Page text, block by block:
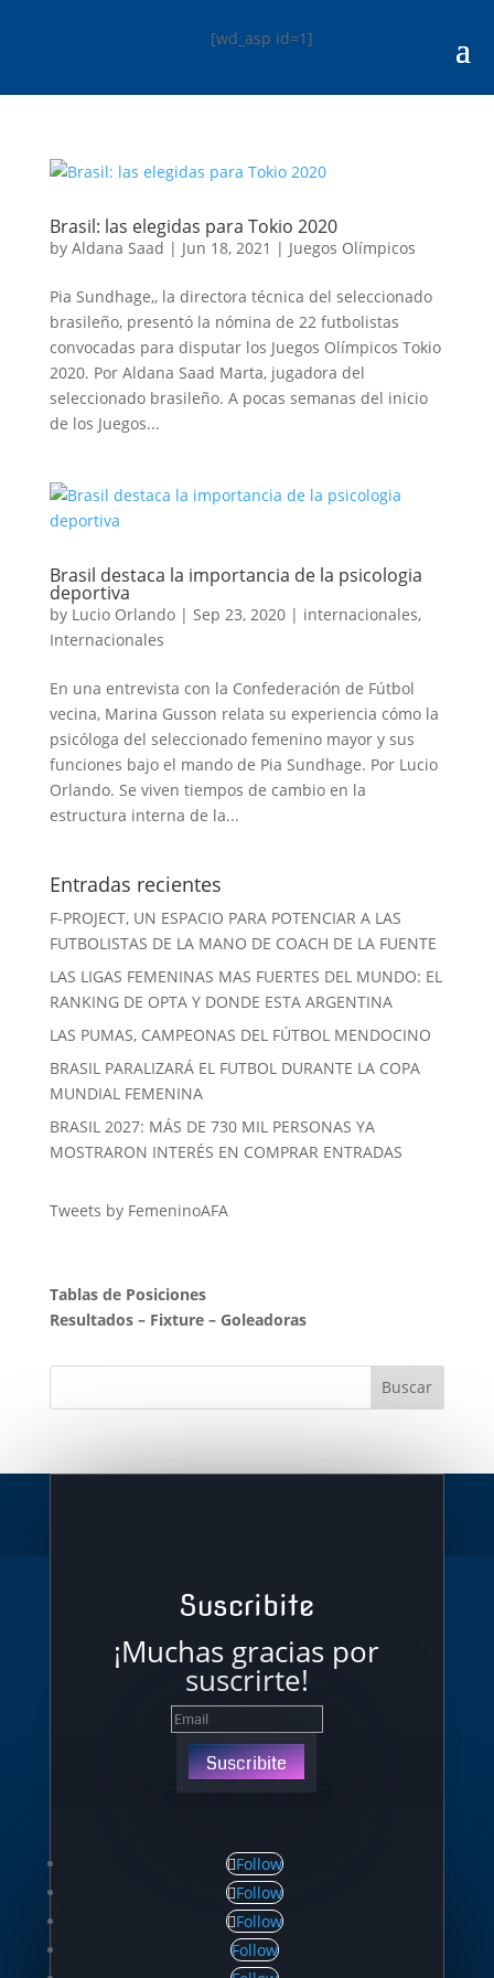
[wd_asp id=1]
Brasil: las elegidas para Tokio 2020
by Aldana Saad | Jun 18, 2021 | Juegos Olímpicos
Pia Sundhage,, la directora técnica del seleccionado
brasileño, presentó la nómina de 22 futbolistas
convocadas para disputar los Juegos Olímpicos Tokio
2020. Por Aldana Saad Marta, jugadora del
seleccionado brasileño. A pocas semanas del inicio
de los Juegos...
Brasil destaca la importancia de la psicologia
deportiva
by Lucio Orlando| Sep 23, 2020| internacionales,
Internacionales
En una entrevista con la Confederación de Fútbol
vecina, Marina Gusson relata su experiencia cómo la
psicóloga del seleccionado femenino mayor y sus
funciones bajo el mando de Pia Sundhage. Por Lucio
Orlando. Se viven tiempos de cambio en la
estructura interna de la...
Entradas recientes
F-PROJECT, UN ESPACIO PARA POTENCIAR A LAS
FUTBOLISTAS DE LA MANO DE COACH DE LA FUENTE
LAS LIGAS FEMENINAS MAS FUERTES DEL MUNDO: EL
RANKING DE OPTA Y DONDE ESTA ARGENTINA
LAS PUMAS, CAMPEONAS DEL FÚTBOL MENDOCINO
BRASIL PARALIZARÁ EL FUTBOL DURANTE LA COPA
MUNDIAL FEMENINA
BRASIL 2027: MÁS DE 730 MIL PERSONAS YA
MOSTRARON INTERÉS EN COMPRAR ENTRADAS
Tweets by FemeninoAFA
Tablas de Posiciones
Resultados– Fixture– Goleadoras
Suscribite
¡Muchas gracias por
suscrirte!
Suscribite
Follow
Follow
Follow
Follow